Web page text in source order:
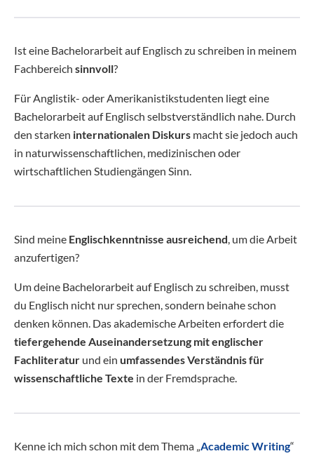
Ist eine Bachelorarbeit auf Englisch zu schreiben in meinem
Fachbereich sinnvoll?
Für Anglistik- oder Amerikanistikstudenten liegt eine
Bachelorarbeit auf Englisch selbstverständlich nahe. Durch
den starken internationalen Diskurs macht sie jedoch auch
in naturwissenschaftlichen, medizinischen oder
wirtschaftlichen Studiengängen Sinn.
Sind meine Englischkenntnisse ausreichend, um die Arbeit
anzufertigen?
Um deine Bachelorarbeit auf Englisch zu schreiben, musst
du Englisch nicht nur sprechen, sondern beinahe schon
denken können. Das akademische Arbeiten erfordert die
tiefergehende Auseinandersetzung mit englischer
Fachliteratur und ein umfassendes Verständnis für
wissenschaftliche Texte in der Fremdsprache.
Kenne ich mich schon mit dem Thema „Academic Writing“